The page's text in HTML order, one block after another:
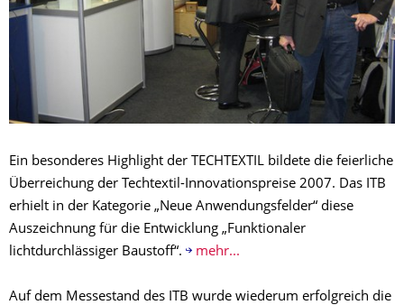
Ein besonderes Highlight der TECHTEXTIL bildete die feierliche
Überreichung der Techtextil-Innovationspreise 2007. Das ITB
erhielt in der Kategorie „Neue Anwendungsfelder“ diese
Auszeichnung für die Entwicklung „Funktionaler
lichtdurchlässiger Baustoff“.
mehr...
Auf dem Messestand des ITB wurde wiederum erfolgreich die